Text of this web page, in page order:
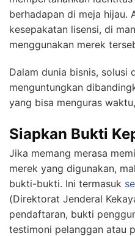
berhadapan di meja hijau.
kesepakatan lisensi, di
menggunakan merek
Dalam dunia bisnis, solusi
menguntungkan
yang bisa menguras
Siapkan Bukti
Jika memang merasa
merek yang digunakan,
bukti-bukti. Ini termasuk
(Direktorat Jenderal
pendaftaran, bukti
testimoni pelanggan atau